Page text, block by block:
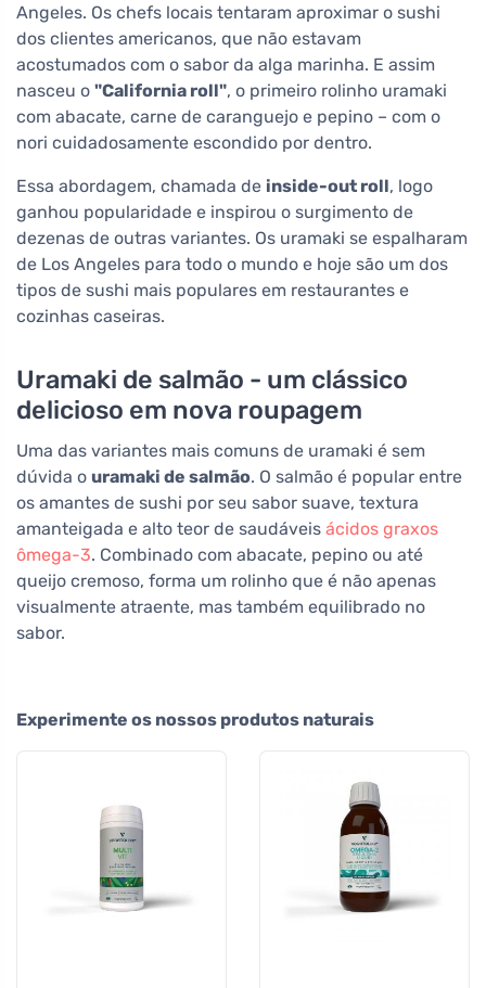
Angeles. Os chefs locais tentaram aproximar o sushi
dos clientes americanos, que não estavam
acostumados com o sabor da alga marinha. E assim
nasceu o "California roll", o primeiro rolinho uramaki
com abacate, carne de caranguejo e pepino – com o
nori cuidadosamente escondido por dentro.
Essa abordagem, chamada de inside-out roll, logo
ganhou popularidade e inspirou o surgimento de
dezenas de outras variantes. Os uramaki se espalharam
de Los Angeles para todo o mundo e hoje são um dos
tipos de sushi mais populares em restaurantes e
cozinhas caseiras.
Uramaki de salmão - um clássico
delicioso em nova roupagem
Uma das variantes mais comuns de uramaki é sem
dúvida o uramaki de salmão. O salmão é popular entre
os amantes de sushi por seu sabor suave, textura
amanteigada e alto teor de saudáveis ácidos graxos
ômega-3. Combinado com abacate, pepino ou até
queijo cremoso, forma um rolinho que é não apenas
visualmente atraente, mas também equilibrado no
sabor.
Experimente os nossos produtos naturais